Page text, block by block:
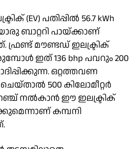
(EV) പതിപ്പില്‍ 56.7 kWh
ബാറ്ററി പായ്ക്കാണ്
ഫ്രണ്ട് മൗണ്ടഡ് ഇലക്ട്രിക്
ഇത് 136 bhp പവറും 200
ഒറ്റത്തവണ
500 കിലോമീറ്റര്‍
നല്‍കാന്‍ ഈ ഇലക്ട്രിക്
കമ്പനി